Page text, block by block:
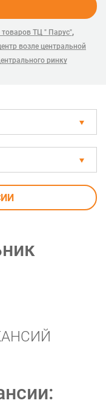
ТЦ " Парус",
возле центральной
ринку